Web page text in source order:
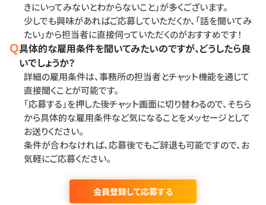
きにいってみないとわからないこと」が多くございます。
少しでも興味があればご応募していただくか、「話を聞いてみ
たい」から担当者に直接伺っていただくのがおすすめです！
Q具体的な雇用条件を聞いてみたいのですが、どうしたら良
いでしょうか？
詳細の雇用条件は、事務所の担当者とチャット機能を通じて
直接聞くことが可能です。
「応募する」を押した後チャット画面に切り替わるので、そちら
から具体的な雇用条件など気になることをメッセージとして
お送りください。
条件が合わなければ、応募後でもご辞退も可能ですので、お
気軽にご応募ください。
会員登録して応募する